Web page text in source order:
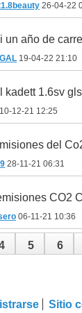
26-04-22
un año de
19-04-22 21:10
kadett 1.6sv
10-12-21 12:25
del
28-11-21 06:31
CO2
06-11-21 10:36
5 6
Sitio